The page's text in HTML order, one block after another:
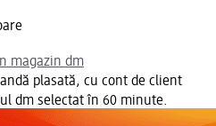
magazin dm
plasată, cu cont de client
dm selectat în 60 minute.